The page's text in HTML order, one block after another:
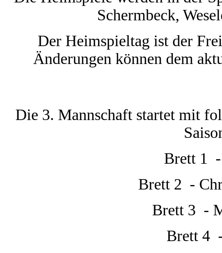
Schermbeck,
Der Heimspieltag ist der
Änderungen können dem
Die 3. Mannschaft startet mit
Brett 1
Brett 2 -
Brett 3 -
Brett 4